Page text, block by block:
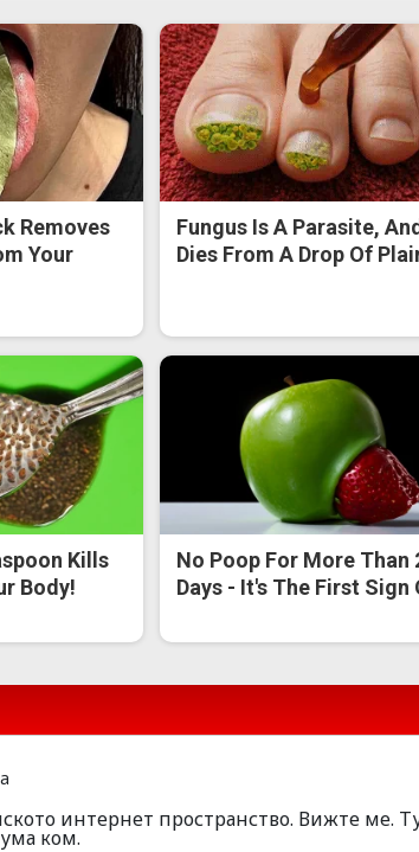
Removes
Your
Fungus Is A Parasite,
Dies From A Drop Of
Kills
Body!
No Poop For More Than
Days - It's The First Sign
интернет пространство. Вижте ме.
ком.